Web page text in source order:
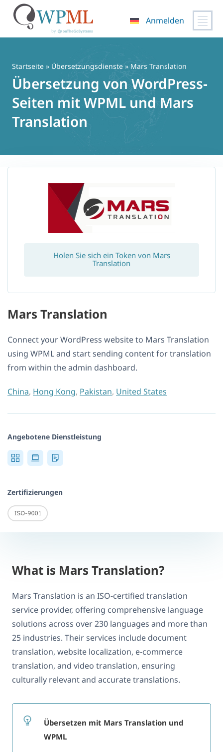
springen
Anmelden
Startseite » Übersetzungsdienste » Mars Translation
Übersetzung von WordPress-
Seiten mit WPML und Mars
Translation
Holen Sie sich ein Token von Mars
Translation
Mars Translation
Connect your WordPress website to Mars Translation
using WPML and start sending content for translation
from within the admin dashboard.
China, Hong Kong, Pakistan, United States
Angebotene Dienstleistung
Zertifizierungen
What is Mars Translation?
Mars Translation is an ISO-certified translation
service provider, offering comprehensive language
solutions across over 230 languages and more than
25 industries. Their services include document
translation, website localization, e-commerce
translation, and video translation, ensuring
culturally relevant and accurate translations.
Übersetzen mit Mars Translation und
WPML